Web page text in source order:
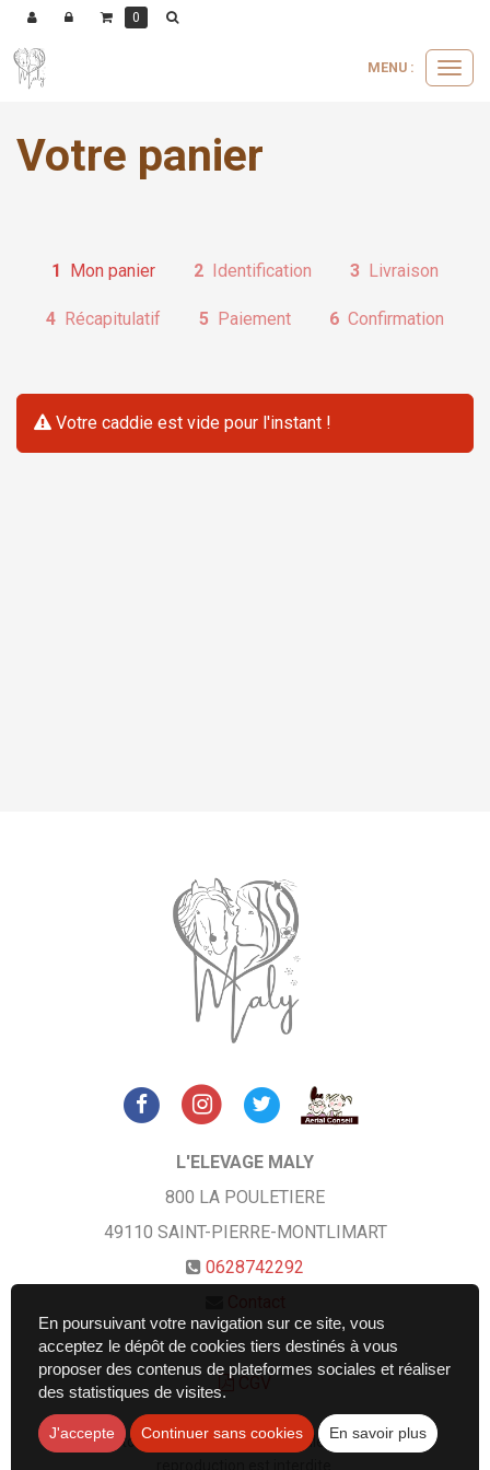
Ouvrir
le
MENU :
Votre panier
1 Mon panier 2 Identification 3 Livraison
4 Récapitulatif 5 Paiement 6 Confirmation
Votre caddie est vide pour l'instant !
0
L'ELEVAGE MALY
800 LA POULETIERE
49110 SAINT-PIERRE-MONTLIMART
0628742292
Les photos sont des propriétés intellectuelles, toute
En poursuivant votre navigation sur ce site, vous
acceptez le dépôt de cookies tiers destinés à vous
proposer des contenus de plateformes sociales et réaliser
des statistiques de visites.
J'accepte Continuer sans cookies En savoir plus